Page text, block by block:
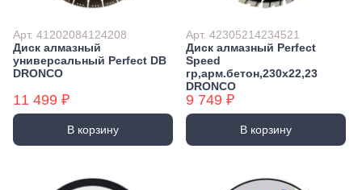
Арт. 41202084124208
Диск алмазный
универсальный Perfect DB
DRONCO
11 499 ₽
В корзину
Арт. 42305214234521
Диск алмазный Perfect
Speed
гр,арм.бетон,230х22,23
DRONCO
9 749 ₽
В корзину